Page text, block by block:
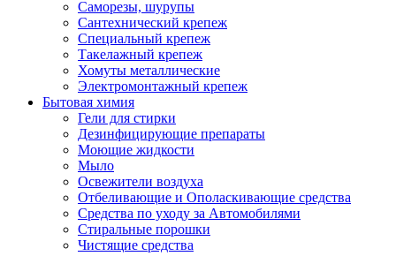
Саморезы, шурупы
Сантехнический крепеж
Специальный крепеж
Такелажный крепеж
Хомуты металлические
Электромонтажный крепеж
Бытовая химия
Гели для стирки
Дезинфицирующие препараты
Моющие жидкости
Мыло
Освежители воздуха
Отбеливающие и Ополаскивающие средства
Средства по уходу за Автомобилями
Стиральные порошки
Чистящие средства